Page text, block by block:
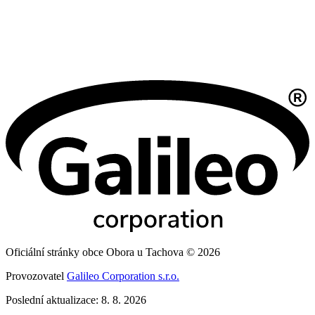
Oficiální stránky obce Obora u Tachova © 2026
Provozovatel Galileo Corporation s.r.o.
Poslední aktualizace: 8. 8. 2026